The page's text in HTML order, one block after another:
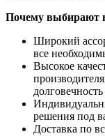
Почему выбирают
Широкий
все
Высокое
решения под
Доставка по